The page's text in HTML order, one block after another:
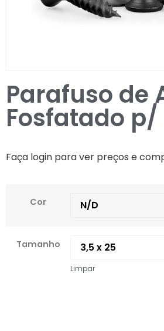
Parafuso de
Fosfatado
Faça login para ver preços e
Cor
Tamanho
Limpar